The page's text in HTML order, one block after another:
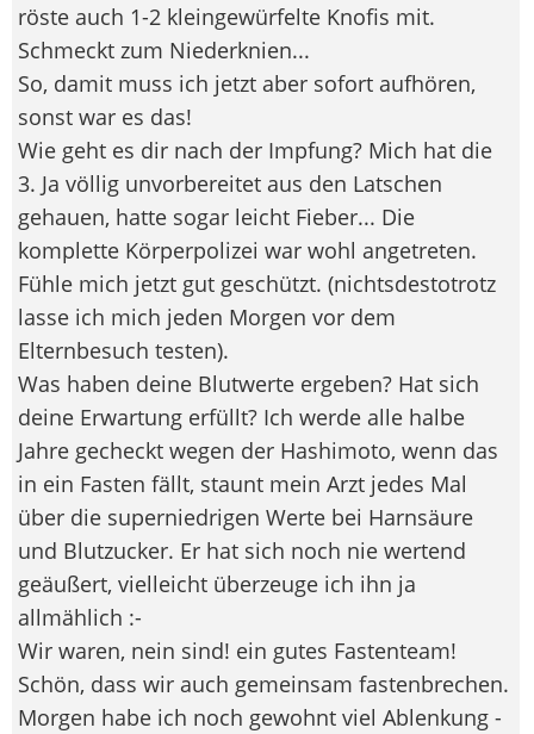
röste auch 1-2 kleingewürfelte Knofis mit.
Schmeckt zum Niederknien...
So, damit muss ich jetzt aber sofort aufhören,
sonst war es das!
Wie geht es dir nach der Impfung? Mich hat die
3. Ja völlig unvorbereitet aus den Latschen
gehauen, hatte sogar leicht Fieber... Die
komplette Körperpolizei war wohl angetreten.
Fühle mich jetzt gut geschützt. (nichtsdestotrotz
lasse ich mich jeden Morgen vor dem
Elternbesuch testen).
Was haben deine Blutwerte ergeben? Hat sich
deine Erwartung erfüllt? Ich werde alle halbe
Jahre gecheckt wegen der Hashimoto, wenn das
in ein Fasten fällt, staunt mein Arzt jedes Mal
über die superniedrigen Werte bei Harnsäure
und Blutzucker. Er hat sich noch nie wertend
geäußert, vielleicht überzeuge ich ihn ja
allmählich :-
Wir waren, nein sind! ein gutes Fastenteam!
Schön, dass wir auch gemeinsam fastenbrechen.
Morgen habe ich noch gewohnt viel Ablenkung -